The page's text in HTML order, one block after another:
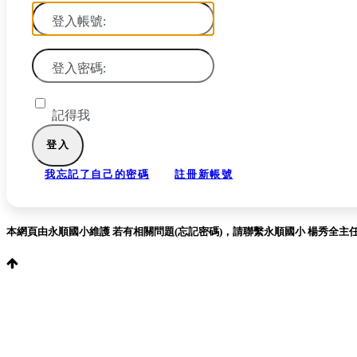
登入帳號:
登入密碼:
記得我
我忘記了自己的密碼 註冊新帳號
本網頁由永順國小維護 若有相關問題(忘記密碼)，請聯繫永順國小 楊秀全主